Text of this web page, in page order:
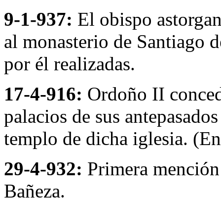
9-1-937: El obispo
al monasterio de Santiago
por él realizadas.
17-4-916: Ordoño II
palacios de sus
templo de dicha iglesia.
29-4-932: Primera
Bañeza.